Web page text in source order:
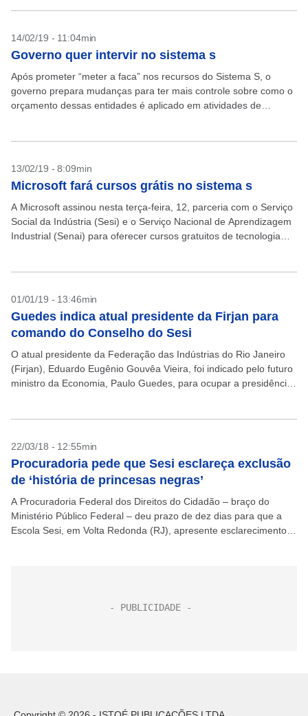
14/02/19 - 11:04min
Governo quer intervir no sistema s
Após prometer “meter a faca” nos recursos do Sistema S, o
governo prepara mudanças para ter mais controle sobre como o
orçamento dessas entidades é aplicado em atividades de
13/02/19 - 8:09min
Microsoft fará cursos grátis no sistema s
A Microsoft assinou nesta terça-feira, 12, parceria com o Serviço
Social da Indústria (Sesi) e o Serviço Nacional de Aprendizagem
Industrial (Senai) para oferecer cursos gratuitos de tecnologia
01/01/19 - 13:46min
Guedes indica atual presidente da Firjan para
comando do Conselho do Sesi
O atual presidente da Federação das Indústrias do Rio Janeiro
(Firjan), Eduardo Eugênio Gouvêa Vieira, foi indicado pelo futuro
ministro da Economia, Paulo Guedes, para ocupar a presidência
22/03/18 - 12:55min
Procuradoria pede que Sesi esclareça exclusão
de ‘história de princesas negras’
A Procuradoria Federal dos Direitos do Cidadão – braço do
Ministério Público Federal – deu prazo de dez dias para que a
Escola Sesi, em Volta Redonda (RJ), apresente esclarecimentos